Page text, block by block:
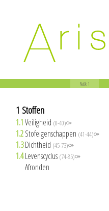
NaSk 1
1 Stoffen
1.1Veiligheid (0-40)⚩
1.2Stofeigenschappen (41-44)⚩
1.3Dichtheid (45-73)⚩
1.4Levenscyclus (74-85)⚩
Afronden